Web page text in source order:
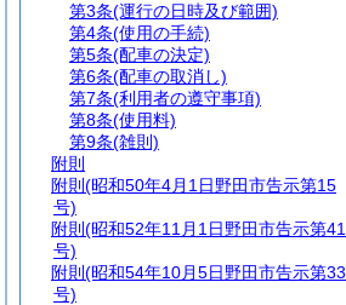
第3条(運行の日時及び範囲)
第4条(使用の手続)
第5条(配車の決定)
第6条(配車の取消し)
第7条(利用者の遵守事項)
第8条(使用料)
第9条(雑則)
附則
附則 (昭和50年4月1日野田市告示第15
号)
附則 (昭和52年11月1日野田市告示第41
号)
附則 (昭和54年10月5日野田市告示第33
号)